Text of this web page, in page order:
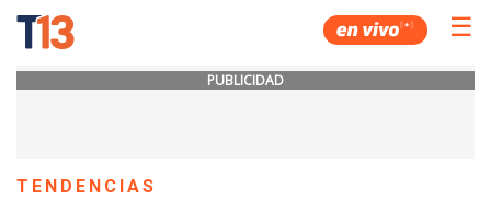
☰
PUBLICIDAD
TENDENCIAS